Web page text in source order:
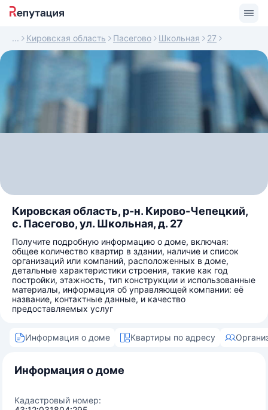
Кировская область Пасегово Школьная 27
Кировская область, р-н. Кирово-Чепецкий,
с. Пасегово, ул. Школьная, д. 27
Получите подробную информацию о доме, включая:
общее количество квартир в здании, наличие и список
организаций или компаний, расположенных в доме,
детальные характеристики строения, такие как год
постройки, этажность, тип конструкции и использованные
материалы, информация об управляющей компании: её
название, контактные данные, и качество
предоставляемых услуг
Информация о доме Квартиры по адресу
Информация о доме
Кадастровый номер: